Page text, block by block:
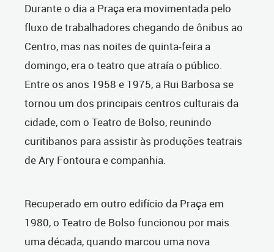
Durante o dia a Praça era movimentada pelo
fluxo de trabalhadores chegando de ônibus ao
Centro, mas nas noites de quinta-feira a
domingo, era o teatro que atraía o público.
Entre os anos 1958 e 1975, a Rui Barbosa se
tornou um dos principais centros culturais da
cidade, com o Teatro de Bolso, reunindo
curitibanos para assistir às produções teatrais
de Ary Fontoura e companhia.
Recuperado em outro edifício da Praça em
1980, o Teatro de Bolso funcionou por mais
uma década, quando marcou uma nova